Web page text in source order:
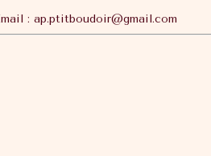
: ap.ptitboudoir@gmail.com